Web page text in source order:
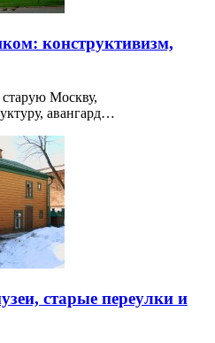
конструктивизм,
Москву,
авангард…
старые переулки и